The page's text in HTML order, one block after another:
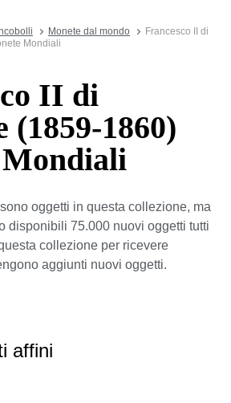
Monete dal mondo
Francesco II di
Mondiali
II di
(1859-1860)
oggetti in questa collezione, ma
disponibili 75.000 nuovi oggetti tutti
collezione per ricevere
aggiunti nuovi oggetti.
affini